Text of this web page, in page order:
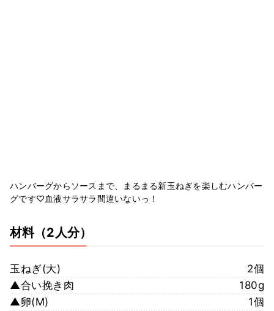
ハンバーグからソースまで、まるまる新玉ねぎを楽しむハンバー
グです♡血液サラサラ間違いないっ！
材料（2人分）
玉ねぎ(大)
2個
▲合い挽き肉
180g
▲卵(M)
1個